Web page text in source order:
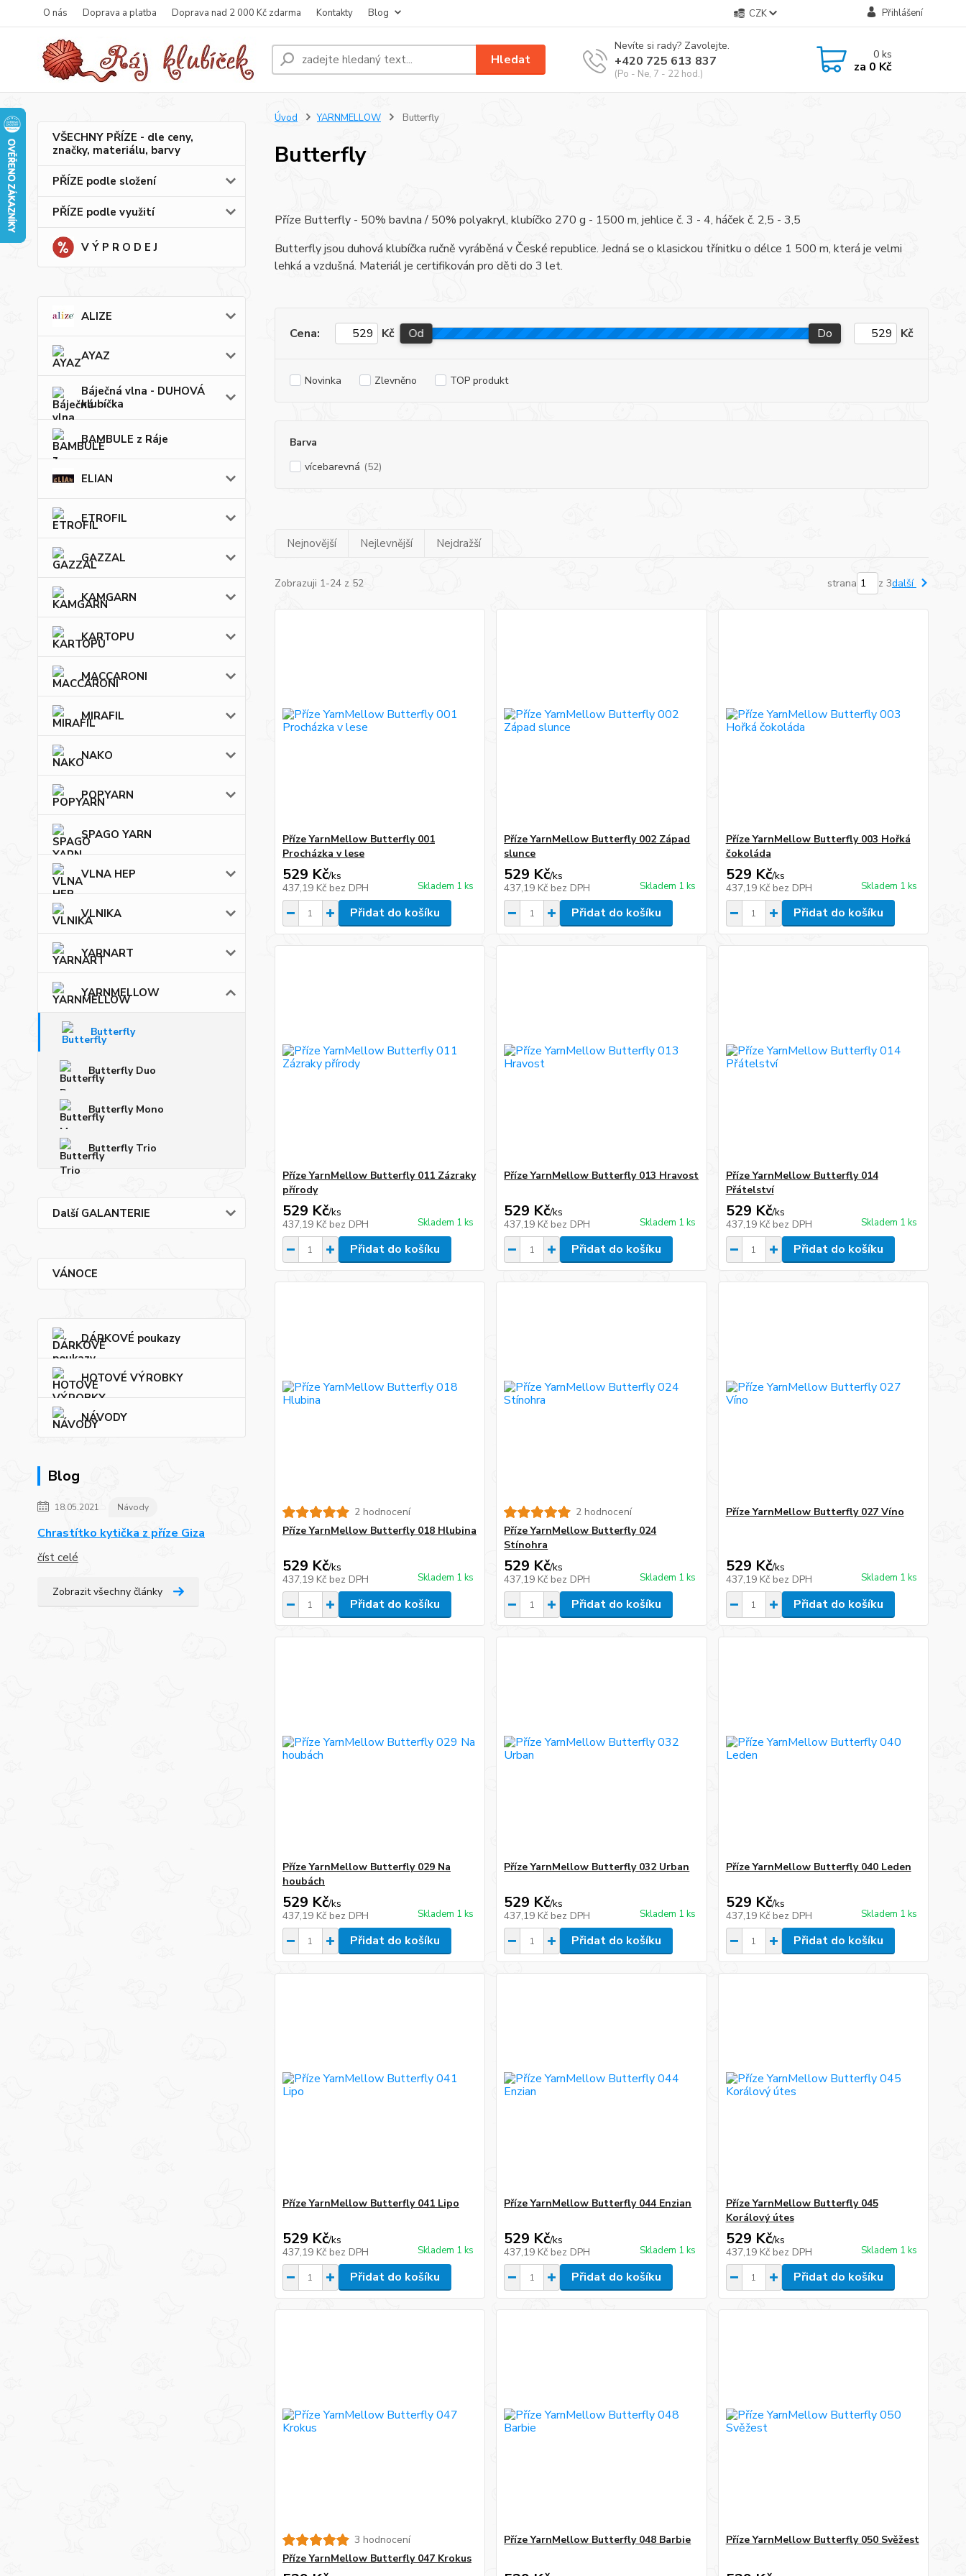
O nás Doprava a platba Doprava nad 2 000 Kč zdarma Kontakty Blog CZK Přihlášení
Hledat
Nevíte si rady? Zavolejte.
+420 725 613 837
(Po - Ne, 7 - 22 hod.)
0ks
za 0 Kč
VŠECHNY PŘÍZE - dle ceny,
značky, materiálu, barvy
PŘÍZE podle složení
PŘÍZE podle využití
V Ý P R O D E J
ALIZE
AYAZ
Báječná vlna - DUHOVÁ
klubíčka
BAMBULE z Ráje
ELIAN
ETROFIL
GAZZAL
KAMGARN
KARTOPU
MACCARONI
MIRAFIL
NAKO
POPYARN
SPAGO YARN
VLNA HEP
VLNIKA
YARNART
YARNMELLOW
Butterfly
Butterfly Duo
Butterfly Mono
Butterfly Trio
Další GALANTERIE
VÁNOCE
DÁRKOVÉ poukazy
HOTOVÉ VÝROBKY
NÁVODY
Blog
18.05.2021 Návody
Chrastítko kytička z příze Giza
číst celé
Zobrazit všechny články
Úvod YARNMELLOW Butterfly
Butterfly
Příze Butterfly - 50% bavlna / 50% polyakryl, klubíčko 270 g - 1500 m, jehlice č. 3 - 4, háček č. 2,5 - 3,5
Butterfly jsou duhová klubíčka ručně vyráběná v České republice. Jedná se o klasickou třínitku o délce 1 500 m, která je velmi
lehká a vzdušná. Materiál je certifikován pro děti do 3 let.
Cena: Kč Od Do Kč
Novinka Zlevněno TOP produkt
Barva
vícebarevná (52)
Nejnovější Nejlevnější Nejdražší
Zobrazuji 1-24 z 52 strana z 3další
Příze YarnMellow Butterfly 001
Procházka v lese
529 Kč/ks
437,19 Kč bez DPH Skladem 1 ks
Přidat do košíku
Příze YarnMellow Butterfly 002 Západ
slunce
529 Kč/ks
437,19 Kč bez DPH Skladem 1 ks
Přidat do košíku
Příze YarnMellow Butterfly 003 Hořká
čokoláda
529 Kč/ks
437,19 Kč bez DPH Skladem 1 ks
Přidat do košíku
Příze YarnMellow Butterfly 011 Zázraky
přírody
529 Kč/ks
437,19 Kč bez DPH Skladem 1 ks
Přidat do košíku
Příze YarnMellow Butterfly 013 Hravost
529 Kč/ks
437,19 Kč bez DPH Skladem 1 ks
Přidat do košíku
Příze YarnMellow Butterfly 014
Přátelství
529 Kč/ks
437,19 Kč bez DPH Skladem 1 ks
Přidat do košíku
2 hodnocení
Příze YarnMellow Butterfly 018 Hlubina
529 Kč/ks
437,19 Kč bez DPH Skladem 1 ks
Přidat do košíku
2 hodnocení
Příze YarnMellow Butterfly 024
Stínohra
529 Kč/ks
437,19 Kč bez DPH Skladem 1 ks
Přidat do košíku
Příze YarnMellow Butterfly 027 Víno
529 Kč/ks
437,19 Kč bez DPH Skladem 1 ks
Přidat do košíku
Příze YarnMellow Butterfly 029 Na
houbách
529 Kč/ks
437,19 Kč bez DPH Skladem 1 ks
Přidat do košíku
Příze YarnMellow Butterfly 032 Urban
529 Kč/ks
437,19 Kč bez DPH Skladem 1 ks
Přidat do košíku
Příze YarnMellow Butterfly 040 Leden
529 Kč/ks
437,19 Kč bez DPH Skladem 1 ks
Přidat do košíku
Příze YarnMellow Butterfly 041 Lipo
529 Kč/ks
437,19 Kč bez DPH Skladem 1 ks
Přidat do košíku
Příze YarnMellow Butterfly 044 Enzian
529 Kč/ks
437,19 Kč bez DPH Skladem 1 ks
Přidat do košíku
Příze YarnMellow Butterfly 045
Korálový útes
529 Kč/ks
437,19 Kč bez DPH Skladem 1 ks
Přidat do košíku
3 hodnocení
Příze YarnMellow Butterfly 047 Krokus
Příze YarnMellow Butterfly 048 Barbie Příze YarnMellow Butterfly 050 Svěžest